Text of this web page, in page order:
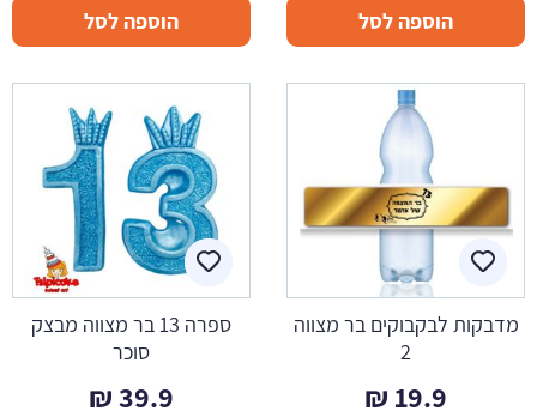
הוספה לסל הוספה לסל
מדבקות לבקבוקים בר מצווה
2
19.9
₪
ספרה 13 בר מצווה מבצק
סוכר
39.9
₪